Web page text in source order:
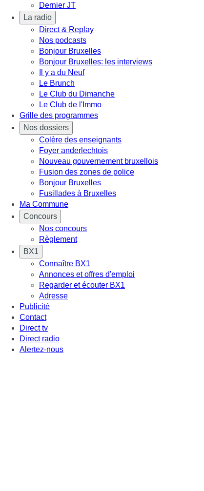
Dernier JT
La radio
Direct & Replay
Nos podcasts
Bonjour Bruxelles
Bonjour Bruxelles: les interviews
Il y a du Neuf
Le Brunch
Le Club du Dimanche
Le Club de l'Immo
Grille des programmes
Nos dossiers
Colère des enseignants
Foyer anderlechtois
Nouveau gouvernement bruxellois
Fusion des zones de police
Bonjour Bruxelles
Fusillades à Bruxelles
Ma Commune
Concours
Nos concours
Règlement
BX1
Connaître BX1
Annonces et offres d'emploi
Regarder et écouter BX1
Adresse
Publicité
Contact
Direct tv
Direct radio
Alertez-nous